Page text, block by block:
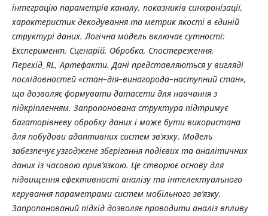
інтеграцію параметрів каналу, показників синхронізації,
характеристик декодування та метрик якості в єдиній
структурі даних. Логічна модель включає сутності:
Експеримент, Сценарій, Обробка, Спостереження,
Перехід_RL, Артефакти. Дані представляються у вигляді
послідовностей «стан–дія–винагорода–наступний стан»,
що дозволяє формувати датасети для навчання з
підкріпленням. Запропонована структура підтримує
багаторівневу обробку даних і може бути використана
для побудови адаптивних систем зв’язку. Модель
забезпечує узгоджене зберігання подієвих та аналітичних
даних із часовою прив’язкою. Це створює основу для
підвищення ефективності аналізу та інтелектуального
керування параметрами систем мобільного зв’язку.
Запропонований підхід дозволяє проводити аналіз впливу